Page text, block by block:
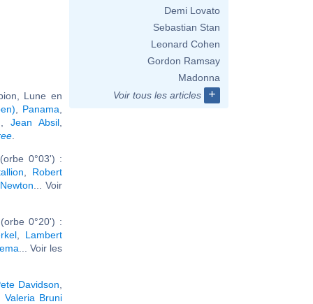
Lune en
Panama
Jean Absil
0°03') :
Robert
... Voir
0°20') :
, Lambert
... Voir les
Davidson
Valeria Bruni
Demi Lovato
Sebastian Stan
Leonard Cohen
Gordon Ramsay
Madonna
Voir tous les articles
+